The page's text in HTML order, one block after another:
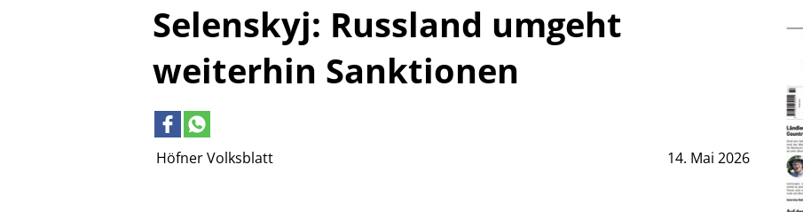
Höfner Volksblatt 14. Mai 2026
Selenskyj: Russland umgeht
weiterhin Sanktionen